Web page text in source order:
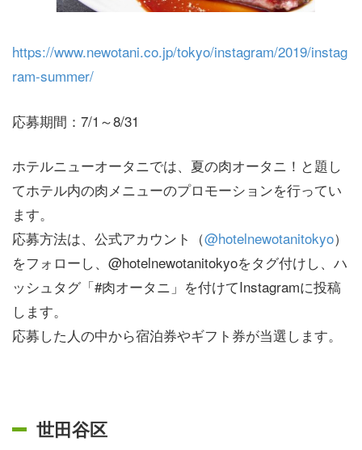
https://www.newotani.co.jp/tokyo/instagram/2019/instag
ram-summer/
応募期間：7/1～8/31
ホテルニューオータニでは、夏の肉オータニ！と題し
てホテル内の肉メニューのプロモーションを行ってい
ます。
応募方法は、公式アカウント（@hotelnewotanitokyo）
をフォローし、@hotelnewotanitokyoをタグ付けし、ハ
ッシュタグ「#肉オータニ」を付けてInstagramに投稿
します。
応募した人の中から宿泊券やギフト券が当選します。
世田谷区